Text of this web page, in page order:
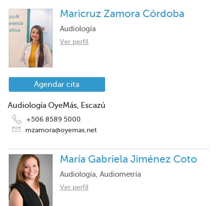
Maricruz Zamora Córdoba
Audiología
Ver perfil
Agendar cita
Audiología OyeMás, Escazú
+506 8589 5000
mzamora@oyemas.net
María Gabriela Jiménez Coto
Audiología, Audiometría
Ver perfil